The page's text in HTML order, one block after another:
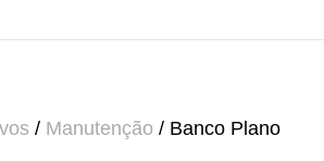
/ Manutenção / Banco Plano